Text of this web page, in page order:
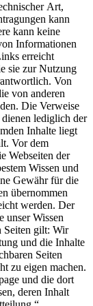
Art,
kann
kann keine
Informationen
erreicht
sie zur Nutzung
Von
von anderen
Die Verweise
lediglich der
Inhalte liegt
Vor dem
Webseiten der
Wissen und
Gewähr für die
übernommen
werden. Der
unser Wissen
Seiten gilt: Wir
und die Inhalte
Seiten
zu eigen machen.
und die dort
deren Inhalt